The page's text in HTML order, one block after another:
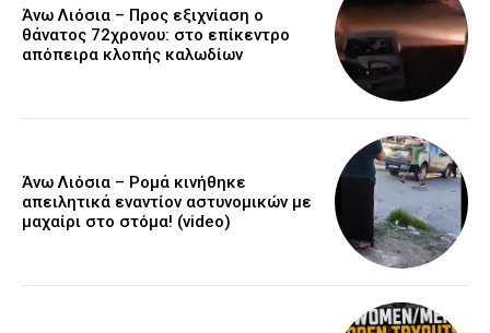
Άνω Λιόσια – Προς εξιχνίαση ο
θάνατος 72χρονου: στο επίκεντρο
απόπειρα κλοπής καλωδίων
Άνω Λιόσια – Ρομά κινήθηκε
απειλητικά εναντίον αστυνομικών με
μαχαίρι στο στόμα! (video)